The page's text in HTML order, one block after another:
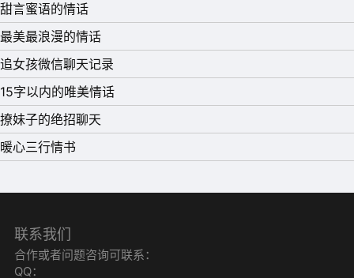
日这般辉煌喜悦!
13、兰舟昨曰系，今朝结丝萝，一对神仙眷侣，两颗白首同
心，今宵同温鸳鸯梦，来年双飞乐重重，新婚同祝愿，百年
好合天与共。
14、恭喜你们步入爱的殿堂。祝百年好合!
15、往日金戈铁马，今日英姿勃发，踏平坎坷羁绊，一路朝
甜言蜜语的情话
最美最浪漫的情话
追女孩微信聊天记录
15字以内的唯美情话
撩妹子的绝招聊天
暖心三行情书
联系我们
合作或者问题咨询可联系：
QQ：